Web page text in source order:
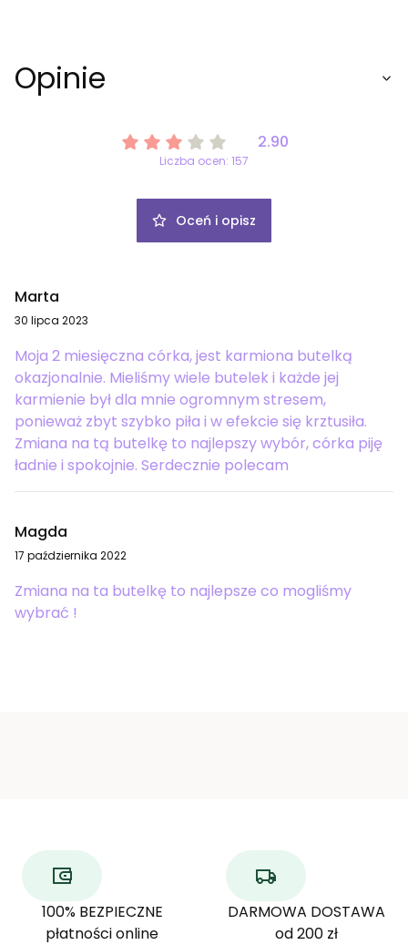
Opinie
2.90
Liczba ocen: 157
Oceń i opisz
Marta
30 lipca 2023
Moja 2 miesięczna córka, jest karmiona butelką
okazjonalnie. Mieliśmy wiele butelek i każde jej
karmienie był dla mnie ogromnym stresem,
ponieważ zbyt szybko piła i w efekcie się krztusiła.
Zmiana na tą butelkę to najlepszy wybór, córka piję
ładnie i spokojnie. Serdecznie polecam
Magda
17 października 2022
Zmiana na ta butelkę to najlepsze co mogliśmy
wybrać !
100% BEZPIECZNE
płatności online
DARMOWA DOSTAWA
od 200 zł